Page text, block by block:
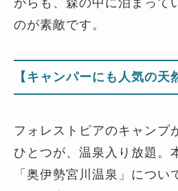
のが素敵です。
【キャンパーにも人気の天
フォレストピアのキャンプ
ひとつが、温泉入り放題。
「奥伊勢宮川温泉」につい